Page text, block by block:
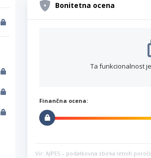
Bonitetna ocena
Ta funkcionalnost
Finančna ocena:
Vir: AJPES – podatkovna zbirka letnih